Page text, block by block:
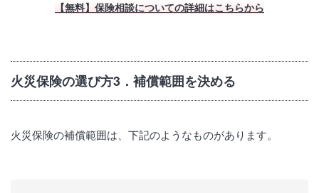
【無料】保険相談についての詳細はこちらから
火災保険の選び方3．補償範囲を決める
火災保険の補償範囲は、下記のようなものがあります。